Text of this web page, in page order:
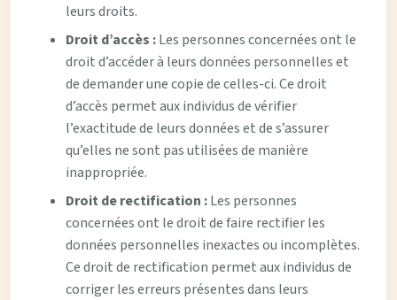
leurs droits.
Droit d’accès :Les personnes concernées ont le
droit d’accéder à leurs données personnelles et
de demander une copie de celles-ci. Ce droit
d’accès permet aux individus de vérifier
l’exactitude de leurs données et de s’assurer
qu’elles ne sont pas utilisées de manière
inappropriée.
Droit de rectification :Les personnes
concernées ont le droit de faire rectifier les
données personnelles inexactes ou incomplètes.
Ce droit de rectification permet aux individus de
corriger les erreurs présentes dans leurs